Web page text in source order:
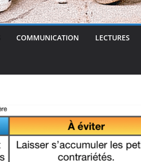
COMMUNICATION LECTURES